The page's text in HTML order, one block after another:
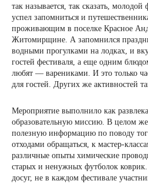
так называется, так сказать,
успел запомниться и
проживающим в поселке Красное
Житомирщине. А запомнился
водными прогулками на лодках, и
гостей фестиваля, а еще одним
любят — варениками. И это только
для гостей. Других же активностей
Мероприятие выполнило как
образовательную миссию. В целом
полезную информацию по поводу
отходами обращаться, к мастер-
различные опыты химические
старых и ненужных футболок
досуг, не в каждом фестивале